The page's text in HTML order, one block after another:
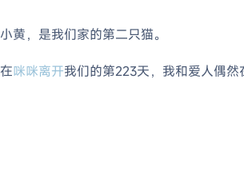
小黄，是我们家的第二只猫。
在咪咪离开我们的第223天，我和爱人偶